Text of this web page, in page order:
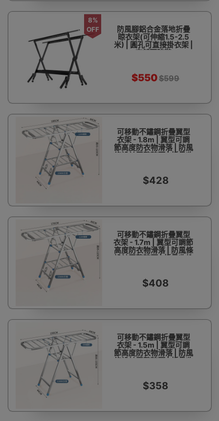
8%
OFF
防風腳鋁合金落地折疊
晾衣架(可伸縮1.5-2.5
米) | 圓孔可直接掛衣架 |
底部可晾鞋
$550$599
可移動不鏽鋼折疊翼型
衣架 - 1.8m | 翼型可調
節高度防衣物滑落 | 防風
條設計平整晾曬 | 折疊收
$428
可移動不鏽鋼折疊翼型
衣架 - 1.7m | 翼型可調節
高度防衣物滑落 | 防風條
設計平整晾曬 | 折疊收納
$408
可移動不鏽鋼折疊翼型
衣架 - 1.5m | 翼型可調
節高度防衣物滑落 | 防風
條設計平整晾曬 | 折疊收
$358